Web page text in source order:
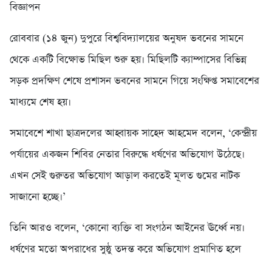
বিজ্ঞাপন
রোববার (১৪ জুন) দুপুরে বিশ্ববিদ্যালয়ের অনুষদ ভবনের সামনে
থেকে একটি বিক্ষোভ মিছিল শুরু হয়। মিছিলটি ক্যাম্পাসের বিভিন্ন
সড়ক প্রদক্ষিণ শেষে প্রশাসন ভবনের সামনে গিয়ে সংক্ষিপ্ত সমাবেশের
মাধ্যমে শেষ হয়।
​সমাবেশে শাখা ছাত্রদলের আহ্বায়ক সাহেদ আহমেদ বলেন, ‘কেন্দ্রীয়
পর্যায়ের একজন শিবির নেতার বিরুদ্ধে ধর্ষণের অভিযোগ উঠেছে।
এখন সেই গুরুতর অভিযোগ আড়াল করতেই মূলত গুমের নাটক
সাজানো হচ্ছে।’
​তিনি আরও বলেন, ‘কোনো ব্যক্তি বা সংগঠন আইনের ঊর্ধ্বে নয়।
ধর্ষণের মতো অপরাধের সুষ্ঠু তদন্ত করে অভিযোগ প্রমাণিত হলে